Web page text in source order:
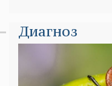
Диагноз